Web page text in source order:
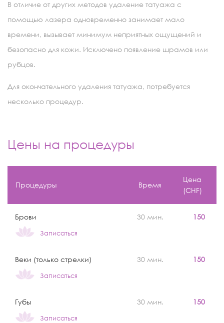
В отличие от других методов удаление татуажа с
помощью лазера одновременно занимает мало
времени, вызывает минимум неприятных ощущений и
безопасно для кожи. Исключено появление шрамов или
рубцов.
Для окончательного удаления татуажа, потребуется
несколько процедур.
Цены на процедуры
Процедуры Время
Цена
(CHF)
Брови
Записаться
30 мин. 150
Веки (только стрелки)
Записаться
30 мин. 150
Губы
Записаться
30 мин. 150